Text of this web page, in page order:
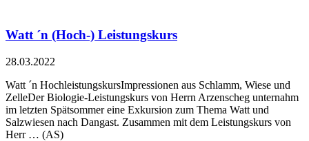
Watt ´n (Hoch-) Leistungskurs
28.03.2022
Watt ´n HochleistungskursImpressionen aus Schlamm, Wiese und
ZelleDer Biologie-Leistungskurs von Herrn Arzenscheg unternahm
im letzten Spätsommer eine Exkursion zum Thema Watt und
Salzwiesen nach Dangast. Zusammen mit dem Leistungskurs von
Herr … (AS)